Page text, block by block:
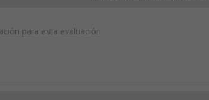
para esta evaluación.